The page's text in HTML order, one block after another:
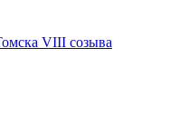
VIII созыва